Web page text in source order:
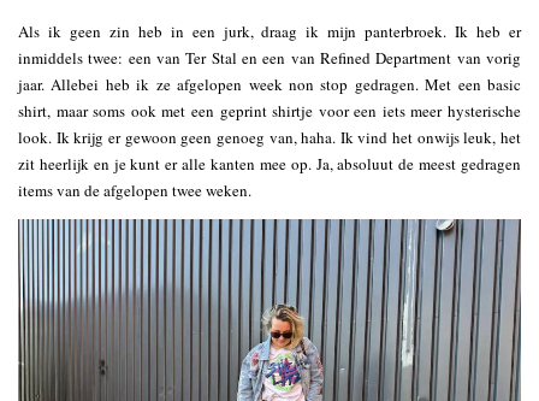
Als ik geen zin heb in een jurk, draag ik mijn panterbroek. Ik heb er
inmiddels twee: een van Ter Stal en een van Refined Department van vorig
jaar. Allebei heb ik ze afgelopen week non stop gedragen. Met een basic
shirt, maar soms ook met een geprint shirtje voor een iets meer hysterische
look. Ik krijg er gewoon geen genoeg van, haha. Ik vind het onwijs leuk, het
zit heerlijk en je kunt er alle kanten mee op. Ja, absoluut de meest gedragen
items van de afgelopen twee weken.